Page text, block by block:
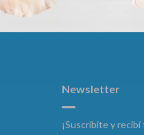
Newsletter
¡Suscribite y